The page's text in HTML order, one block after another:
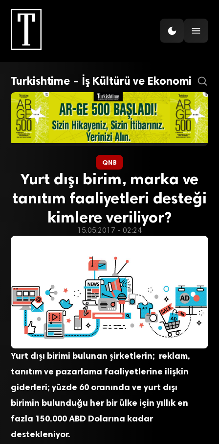
Turkishtime – İş Kültürü ve Ekonomi
QNB
Yurt dışı birim, marka ve
tanıtım faaliyetleri desteği
kimlere veriliyor?
15.05.2017 - 02:24
Yurt dışı birimi bulunan şirketlerin; reklam,
tanıtım ve pazarlama faaliyetlerine ilişkin
giderleri; yüzde 60 oranında ve yurt dışı
birimin bulunduğu her bir ülke için yıllık en
fazla 150.000 ABD Dolarına kadar
destekleniyor.